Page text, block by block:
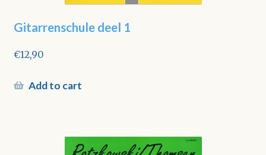
Gitarrenschule deel 1
€12,90
Add to cart